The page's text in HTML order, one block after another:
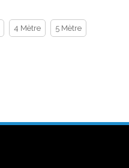
4 Mètre 5 Mètre